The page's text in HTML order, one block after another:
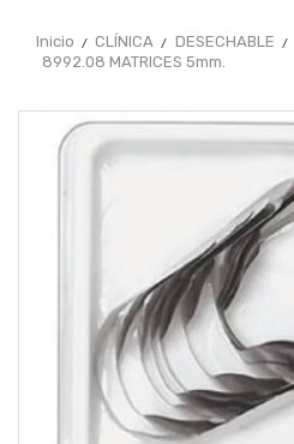
Inicio CLÍNICA DESECHABLE
8992.08 MATRICES 5mm.